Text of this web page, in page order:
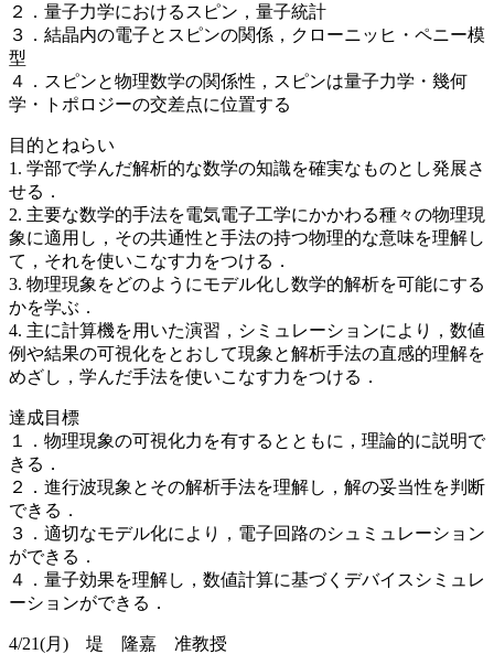
２．量子力学におけるスピン，量子統計
３．結晶内の電子とスピンの関係，クローニッヒ・ペニー模
型
４．スピンと物理数学の関係性，スピンは量子力学・幾何
学・トポロジーの交差点に位置する
目的とねらい
1. 学部で学んだ解析的な数学の知識を確実なものとし発展さ
せる．
2. 主要な数学的手法を電気電子工学にかかわる種々の物理現
象に適用し，その共通性と手法の持つ物理的な意味を理解し
て，それを使いこなす力をつける．
3. 物理現象をどのようにモデル化し数学的解析を可能にする
かを学ぶ．
4. 主に計算機を用いた演習，シミュレーションにより，数値
例や結果の可視化をとおして現象と解析手法の直感的理解を
めざし，学んだ手法を使いこなす力をつける．
達成目標
１．物理現象の可視化力を有するとともに，理論的に説明で
きる．
２．進行波現象とその解析手法を理解し，解の妥当性を判断
できる．
３．適切なモデル化により，電子回路のシュミュレーション
ができる．
４．量子効果を理解し，数値計算に基づくデバイスシミュレ
ーションができる．
4/21(月) 堤 隆嘉 准教授